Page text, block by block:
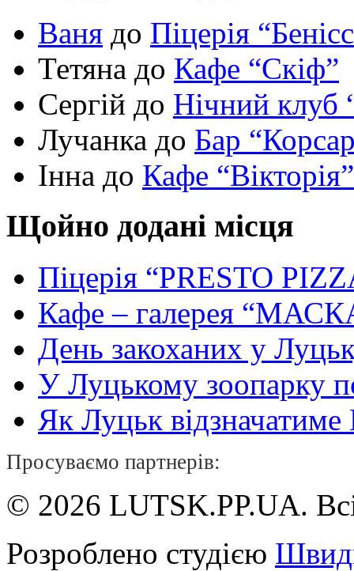
Ваня до Піцерія
Тетяна до Кафе “Скіф”
Сергій до Нічний клуб
Лучанка до Бар
Інна до Кафе “Вікторія”
Щойно додані місця
Піцерія “PRESTO
Кафе – галерея
День закоханих у
У Луцькому зоопарку
Як Луцьк відзначатиме
Просуваємо партнерів:
© 2026 LUTSK.PP.UA.
Розроблено студією